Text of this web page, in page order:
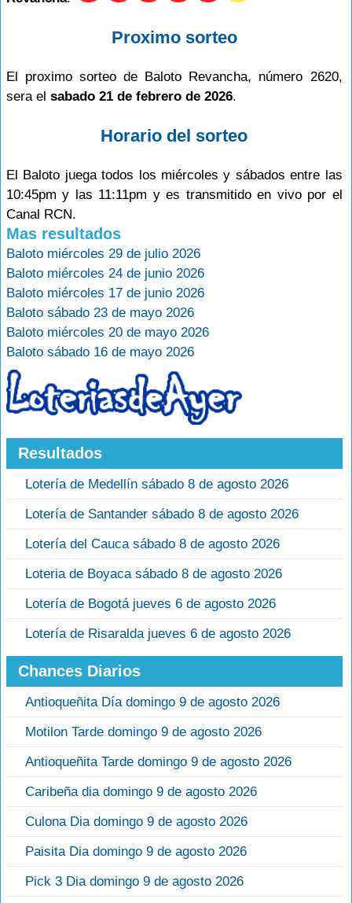
Proximo sorteo
El proximo sorteo de Baloto Revancha, número 2620,
sera el sabado 21 de febrero de 2026.
Horario del sorteo
El Baloto juega todos los miércoles y sábados entre las
10:45pm y las 11:11pm y es transmitido en vivo por el
Canal RCN.
Mas resultados
Baloto miércoles 29 de julio 2026
Baloto miércoles 24 de junio 2026
Baloto miércoles 17 de junio 2026
Baloto sábado 23 de mayo 2026
Baloto miércoles 20 de mayo 2026
Baloto sábado 16 de mayo 2026
Resultados
Lotería de Medellín sábado 8 de agosto 2026
Lotería de Santander sábado 8 de agosto 2026
Lotería del Cauca sábado 8 de agosto 2026
Loteria de Boyaca sábado 8 de agosto 2026
Lotería de Bogotá jueves 6 de agosto 2026
Lotería de Risaralda jueves 6 de agosto 2026
Chances Diarios
Antioqueñita Día domingo 9 de agosto 2026
Motilon Tarde domingo 9 de agosto 2026
Antioqueñita Tarde domingo 9 de agosto 2026
Caribeña dia domingo 9 de agosto 2026
Culona Dia domingo 9 de agosto 2026
Paisita Dia domingo 9 de agosto 2026
Pick 3 Dia domingo 9 de agosto 2026